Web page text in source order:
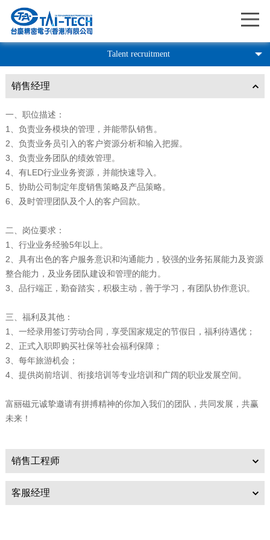
Talent recruitment
销售经理
一、职位描述：
1、负责业务模块的管理，并能带队销售。
2、负责业务员引入的客户资源分析和输入把握。
3、负责业务团队的绩效管理。
4、有LED行业业务资源，并能快速导入。
5、协助公司制定年度销售策略及产品策略。
6、及时管理团队及个人的客户回款。
二、岗位要求：
1、行业业务经验5年以上。
2、具有出色的客户服务意识和沟通能力，较强的业务拓展能力及资源
整合能力，及业务团队建设和管理的能力。
3、品行端正，勤奋踏实，积极主动，善于学习，有团队协作意识。
三、福利及其他：
1、一经录用签订劳动合同，享受国家规定的节假日，福利待遇优；
2、正式入职即购买社保等社会福利保障；
3、每年旅游机会；
4、提供岗前培训、衔接培训等专业培训和广阔的职业发展空间。
富丽磁元诚挚邀请有拼搏精神的你加入我们的团队，共同发展，共赢
未来！
销售工程师
客服经理